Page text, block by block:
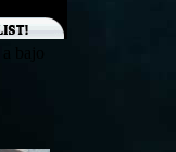
bajo